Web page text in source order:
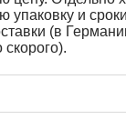
упаковку и
(в